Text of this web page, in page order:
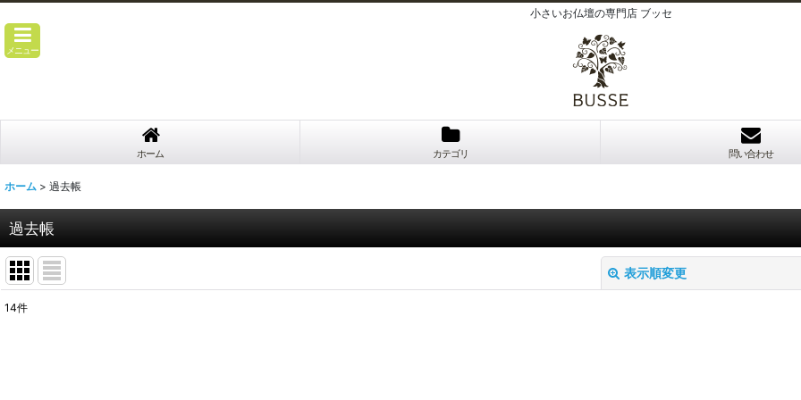
小さいお仏壇の専門店 ブッセ
メニュー
ホーム カテゴリ 問い合わせ
ホーム > 過去帳
過去帳
表示順変更
14件